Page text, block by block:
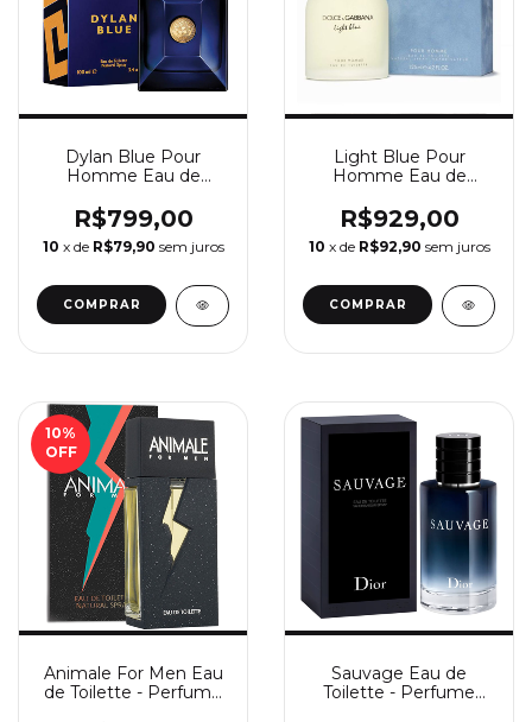
Dylan Blue Pour
Homme Eau de
Masculino Versace
R$799,00
10 x de R$79,90 sem juros
COMPRAR
Light Blue Pour
Homme Eau de
Masculino
Dolce&Gabbana
R$929,00
10 x de R$92,90 sem juros
COMPRAR
10%
OFF
Animale For Men Eau
de Toilette - Perfume
Sauvage Eau de
Toilette - Perfume